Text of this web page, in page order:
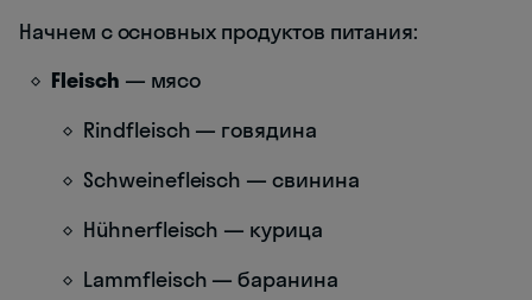
Начнем с основных продуктов питания:
Fleisch — мясо
Rindfleisch — говядина
Schweinefleisch — свинина
Hühnerfleisch — курица
Lammfleisch — баранина